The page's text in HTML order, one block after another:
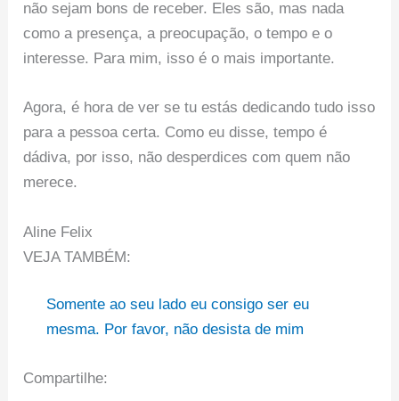
não sejam bons de receber. Eles são, mas nada
como a presença, a preocupação, o tempo e o
interesse. Para mim, isso é o mais importante.
Agora, é hora de ver se tu estás dedicando tudo isso
para a pessoa certa. Como eu disse, tempo é
dádiva, por isso, não desperdices com quem não
merece.
Aline Felix
VEJA TAMBÉM:
Somente ao seu lado eu consigo ser eu
mesma. Por favor, não desista de mim
Compartilhe: